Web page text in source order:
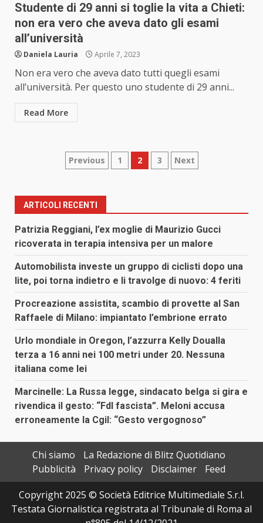
Studente di 29 anni si toglie la vita a Chieti:
non era vero che aveva dato gli esami
all’università
Daniela Lauria Aprile 7, 2023
Non era vero che aveva dato tutti quegli esami
all’università. Per questo uno studente di 29 anni...
Read More
Paginazione
articoli
Previous 1 2 3 Next
ARTICOLI RECENTI
Patrizia Reggiani, l’ex moglie di Maurizio Gucci
ricoverata in terapia intensiva per un malore
Automobilista investe un gruppo di ciclisti dopo una
lite, poi torna indietro e li travolge di nuovo: 4 feriti
Procreazione assistita, scambio di provette al San
Raffaele di Milano: impiantato l’embrione errato
Urlo mondiale in Oregon, l’azzurra Kelly Doualla
terza a 16 anni nei 100 metri under 20. Nessuna
italiana come lei
Marcinelle: La Russa legge, sindacato belga si gira e
rivendica il gesto: “FdI fascista”. Meloni accusa
erroneamente la Cgil: “Gesto vergognoso”
Chi siamo
La Redazione di Blitz Quotidiano
Pubblicità
Privacy policy Disclaimer
Feed
Copyright 2025 © Società Editrice Multimediale S.r.l.
Testata Giornalistica registrata al Tribunale di Roma al